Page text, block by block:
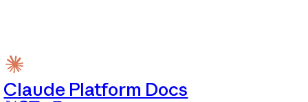
Claude Platform Docs